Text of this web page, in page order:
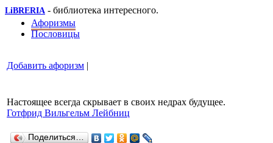
LiBRERIA - библиотека интересного.
Афоризмы
Пословицы
Добавить афоризм |
Настоящее всегда скрывает в своих недрах будущее.
Готфрид Вильгельм Лейбниц
Поделиться…